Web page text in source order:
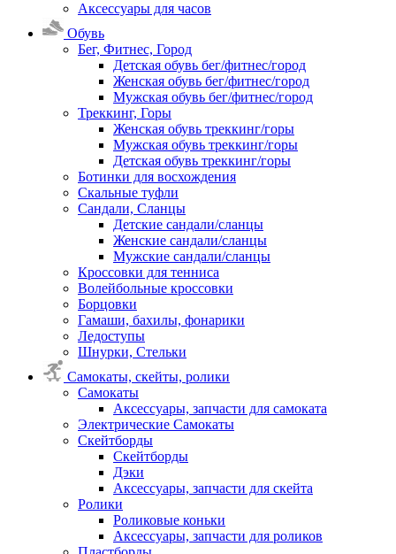
Аксессуары для часов
Обувь
Бег, Фитнес, Город
Детская обувь бег/фитнес/город
Женская обувь бег/фитнес/город
Мужская обувь бег/фитнес/город
Треккинг, Горы
Женская обувь треккинг/горы
Мужская обувь треккинг/горы
Детская обувь треккинг/горы
Ботинки для восхождения
Скальные туфли
Сандали, Сланцы
Детские сандали/сланцы
Женские сандали/сланцы
Мужские сандали/сланцы
Кроссовки для тенниса
Волейбольные кроссовки
Борцовки
Гамаши, бахилы, фонарики
Ледоступы
Шнурки, Стельки
Самокаты, скейты, ролики
Самокаты
Аксессуары, запчасти для самоката
Электрические Самокаты
Скейтборды
Скейтборды
Дэки
Аксессуары, запчасти для скейта
Ролики
Роликовые коньки
Аксессуары, запчасти для роликов